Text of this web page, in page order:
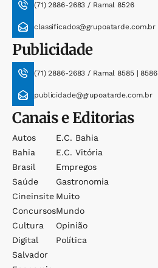
(71) 2886-2683 / Ramal 8526
classificados@grupoatarde.com.br
Publicidade
(71) 2886-2683 / Ramal 8585 | 8586
publicidade@grupoatarde.com.br
Canais e Editorias
Autos
Bahia
Brasil
Saúde
Cineinsite
Concursos
Cultura
Digital
Salvador
E.c. Bahia
E.c. Vitória
Empregos
Gastronomia
Muito
Mundo
Opinião
Política